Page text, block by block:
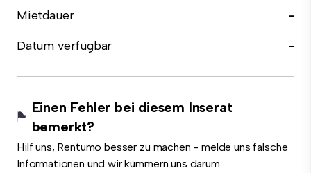
Mietdauer
-
Datum verfügbar
-
Einen Fehler bei diesem Inserat
bemerkt?
Hilf uns, Rentumo besser zu machen - melde uns falsche
Informationen und wir kümmern uns darum.